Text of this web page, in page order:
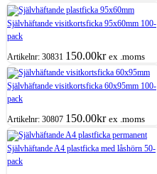
Självhäftande visitkortsficka 95x60mm 100-
pack
Artikelnr: 30831 150.00kr ex .moms
Självhäftande visitkortsficka 60x95mm 100-
pack
Artikelnr: 30807 150.00kr ex .moms
Självhäftande A4 plastficka med låshörn 50-
pack